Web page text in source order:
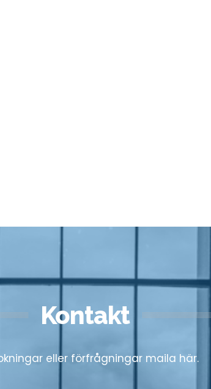
Kontakt
eller förfrågningar maila här.